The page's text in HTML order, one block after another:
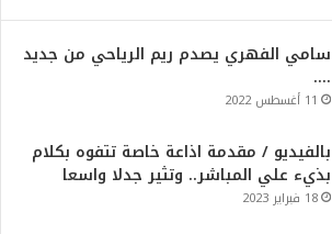
سامي الفهري يصدم ريم الرياحي من جديد
….
11 أغسطس 2022
بالفيديو / مقدمة اذاعة خاصة تتفوه بكلام
بذيء علي المباشر.. وتثير جدلا واسعا
18 فبراير 2023